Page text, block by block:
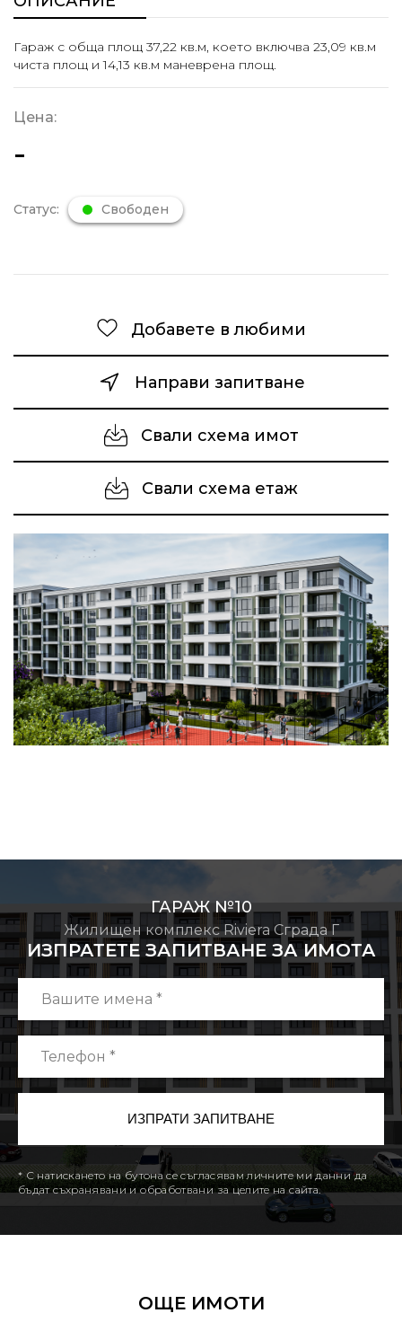
Гараж с обща площ 37,22 кв.м, което включва 23,09 кв.м
чиста площ и 14,13 кв.м маневрена площ.
Цена:
-
Статус: Свободен
Добавете в любими
Направи запитване
Свали схема имот
Свали схема етаж
ГАРАЖ №10
Жилищен комплекс Riviera Сграда Г
ИЗПРАТЕТЕ ЗАПИТВАНЕ ЗА ИМОТА
* С натискането на бутона се съгласявам личните ми данни да
бъдат съхранявани и обработвани за целите на сайта.
ОЩЕ ИМОТИ